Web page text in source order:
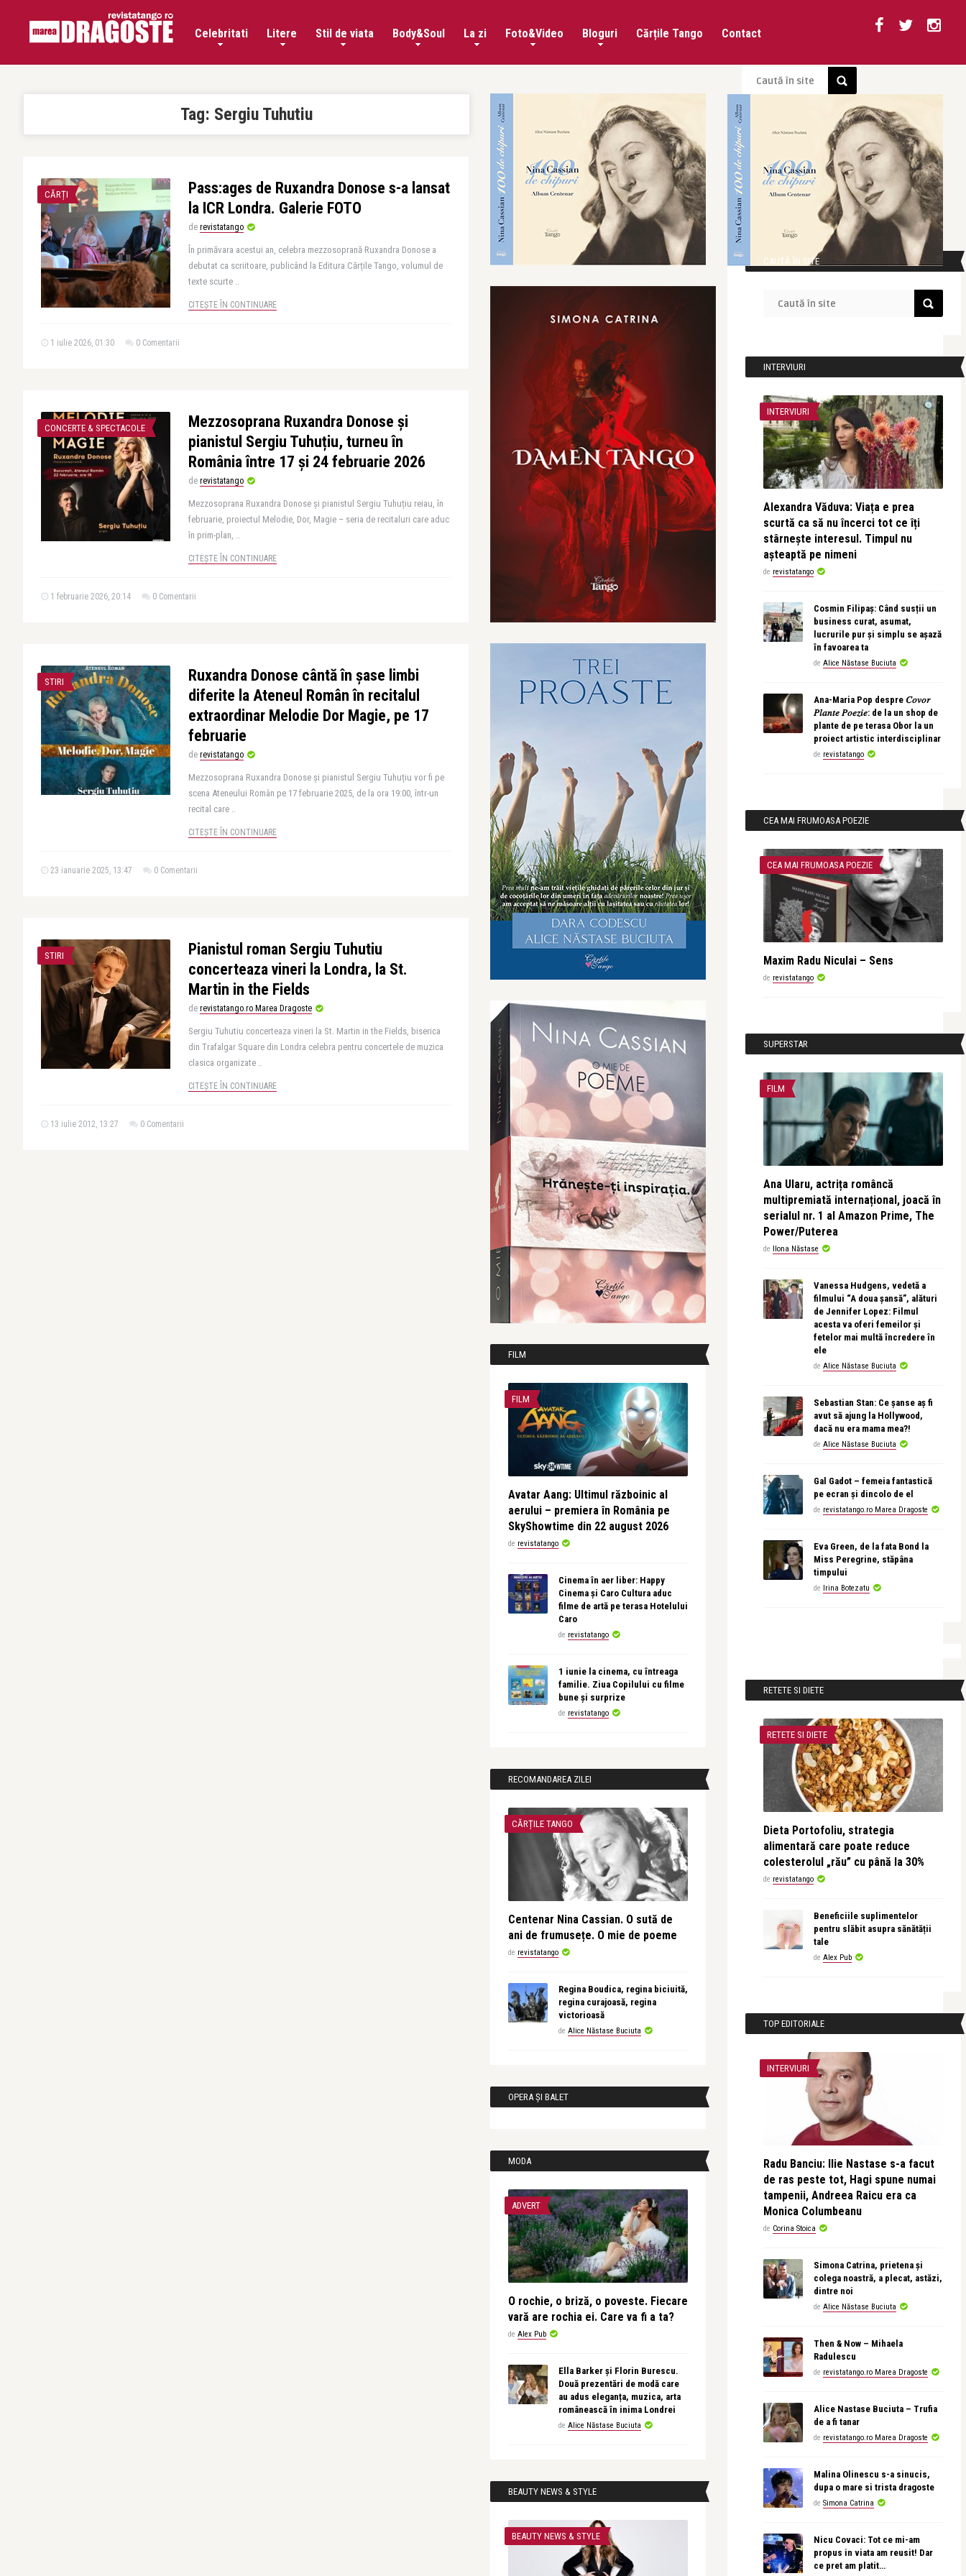
Celebritati Litere Stil de viata Body&Soul La zi Foto&Video Bloguri Cărțile Tango Contact
Tag: Sergiu Tuhutiu
CĂRȚI
Pass:ages de Ruxandra Donose s-a lansat
la ICR Londra. Galerie FOTO
de revistatango
În primăvara acestui an, celebra mezzosoprană Ruxandra Donose a
debutat ca scriitoare, publicând la Editura Cărțile Tango, volumul de
texte scurte ..
CITEȘTE ÎN CONTINUARE
1 iulie 2026, 01:30 0 Comentarii
CONCERTE & SPECTACOLE
Mezzosoprana Ruxandra Donose și
pianistul Sergiu Tuhuțiu, turneu în
România între 17 și 24 februarie 2026
de revistatango
Mezzosoprana Ruxandra Donose și pianistul Sergiu Tuhuțiu reiau, în
februarie, proiectul Melodie, Dor, Magie – seria de recitaluri care aduc
în prim-plan, ..
CITEȘTE ÎN CONTINUARE
1 februarie 2026, 20:14 0 Comentarii
STIRI
Ruxandra Donose cântă în șase limbi
diferite la Ateneul Român în recitalul
extraordinar Melodie Dor Magie, pe 17
februarie
de revistatango
Mezzosoprana Ruxandra Donose și pianistul Sergiu Tuhuțiu vor fi pe
scena Ateneului Român pe 17 februarie 2025, de la ora 19:00, într-un
recital care ..
CITEȘTE ÎN CONTINUARE
23 ianuarie 2025, 13:47 0 Comentarii
STIRI
Pianistul roman Sergiu Tuhutiu
concerteaza vineri la Londra, la St.
Martin in the Fields
de revistatango.ro Marea Dragoste
Sergiu Tuhutiu concerteaza vineri la St. Martin in the Fields, biserica
din Trafalgar Square din Londra celebra pentru concertele de muzica
clasica organizate ..
CITEȘTE ÎN CONTINUARE
13 iulie 2012, 13:27 0 Comentarii
FILM
FILM
Avatar Aang: Ultimul războinic al
aerului – premiera în România pe
SkyShowtime din 22 august 2026
de revistatango
Cinema în aer liber: Happy
Cinema și Caro Cultura aduc
filme de artă pe terasa Hotelului
Caro
de revistatango
1 iunie la cinema, cu întreaga
familie. Ziua Copilului cu filme
bune și surprize
de revistatango
RECOMANDAREA ZILEI
CĂRȚILE TANGO
Centenar Nina Cassian. O sută de
ani de frumusețe. O mie de poeme
de revistatango
Regina Boudica, regina biciuită,
regina curajoasă, regina
victorioasă
de Alice Năstase Buciuta
OPERA ȘI BALET
MODA
ADVERT
O rochie, o briză, o poveste. Fiecare
vară are rochia ei. Care va fi a ta?
de Alex Pub
Ella Barker și Florin Burescu.
Două prezentări de modă care
au adus eleganța, muzica, arta
românească în inima Londrei
de Alice Năstase Buciuta
BEAUTY NEWS & STYLE
BEAUTY NEWS & STYLE
CAUTĂ ÎN SITE
INTERVIURI
INTERVIURI
Alexandra Văduva: Viața e prea
scurtă ca să nu încerci tot ce îți
stârnește interesul. Timpul nu
așteaptă pe nimeni
de revistatango
Cosmin Filipaș: Când susții un
business curat, asumat,
lucrurile pur și simplu se așază
în favoarea ta
de Alice Năstase Buciuta
Ana-Maria Pop despre 𝐶𝑜𝑣𝑜𝑟
𝑃𝑙𝑎𝑛𝑡𝑒 𝑃𝑜𝑒𝑧𝑖𝑒: de la un shop de
plante de pe terasa Obor la un
proiect artistic interdisciplinar
de revistatango
CEA MAI FRUMOASA POEZIE
CEA MAI FRUMOASA POEZIE
Maxim Radu Niculai – Sens
de revistatango
SUPERSTAR
FILM
Ana Ularu, actrița româncă
multipremiată internațional, joacă în
serialul nr. 1 al Amazon Prime, The
Power/Puterea
de Ilona Năstase
Vanessa Hudgens, vedetă a
filmului “A doua șansă”, alături
de Jennifer Lopez: Filmul
acesta va oferi femeilor și
fetelor mai multă încredere în
ele
de Alice Năstase Buciuta
Sebastian Stan: Ce șanse aș fi
avut să ajung la Hollywood,
dacă nu era mama mea?!
de Alice Năstase Buciuta
Gal Gadot – femeia fantastică
pe ecran și dincolo de el
de revistatango.ro Marea Dragoste
Eva Green, de la fata Bond la
Miss Peregrine, stăpâna
timpului
de Irina Botezatu
RETETE SI DIETE
RETETE SI DIETE
Dieta Portofoliu, strategia
alimentară care poate reduce
colesterolul „rău” cu până la 30%
de revistatango
Beneficiile suplimentelor
pentru slăbit asupra sănătății
tale
de Alex Pub
TOP EDITORIALE
INTERVIURI
Radu Banciu: Ilie Nastase s-a facut
de ras peste tot, Hagi spune numai
tampenii, Andreea Raicu era ca
Monica Columbeanu
de Corina Stoica
Simona Catrina, prietena și
colega noastră, a plecat, astăzi,
dintre noi
de Alice Năstase Buciuta
Then & Now – Mihaela
Radulescu
de revistatango.ro Marea Dragoste
Alice Nastase Buciuta – Trufia
de a fi tanar
de revistatango.ro Marea Dragoste
Malina Olinescu s-a sinucis,
dupa o mare si trista dragoste
de Simona Catrina
Nicu Covaci: Tot ce mi-am
propus in viata am reusit! Dar
ce pret am platit…